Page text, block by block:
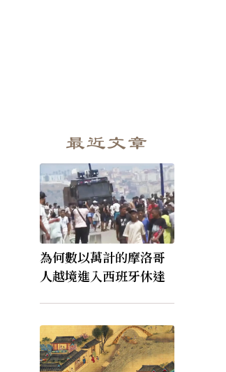
最近文章
為何數以萬計的摩洛哥
人越境進入西班牙休達